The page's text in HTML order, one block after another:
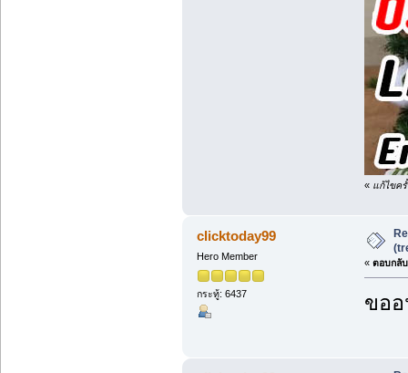
« แก้ไขค
clicktoday99
Hero Member
กระทู้: 6437
« ตอบกลั
ขอ